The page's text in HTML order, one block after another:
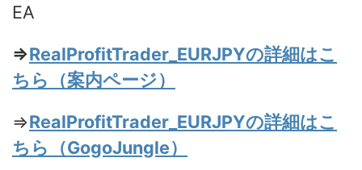
EA
⇒RealProfitTrader_EURJPYの詳細はこ
ちら（案内ページ）
⇒RealProfitTrader_EURJPYの詳細はこ
ちら（GogoJungle）